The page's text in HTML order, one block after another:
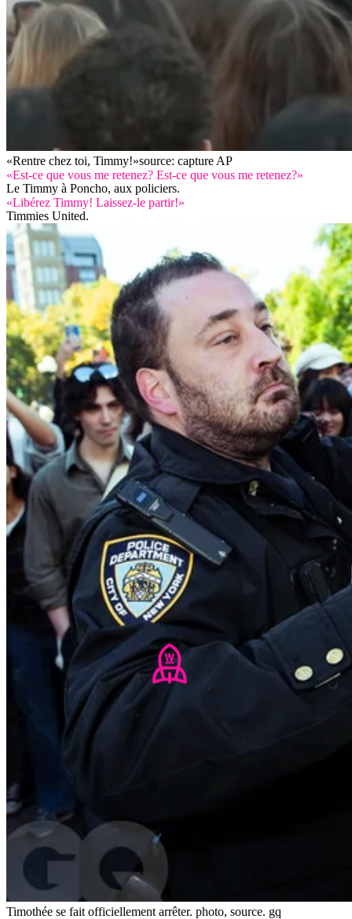
«Rentre chez toi, Timmy!»source: capture AP
«Est-ce que vous me retenez? Est-ce que vous me retenez?»
Le Timmy à Poncho, aux policiers.
«Libérez Timmy! Laissez-le partir!»
Timmies United.
Timothée se fait officiellement arrêter. photo, source. gq